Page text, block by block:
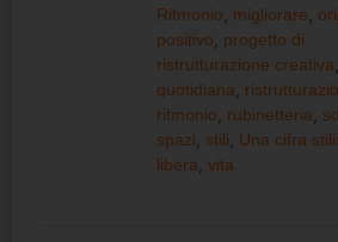
Ritmonio
migliorare
positivo
progetto di
ristrutturazione creativa
quotidiana
ritmonio
rubinetteria
spazi
stili
Una cifra
libera vita